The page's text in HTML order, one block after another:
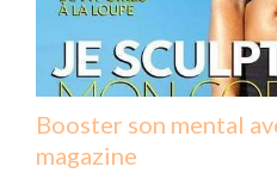
Booster son mental
magazine